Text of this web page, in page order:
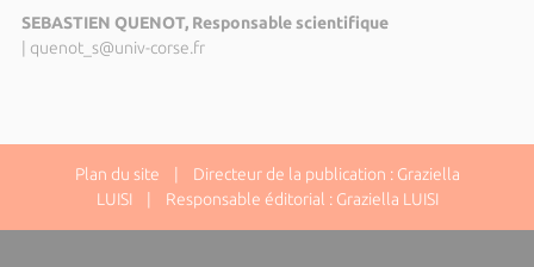
SEBASTIEN QUENOT, Responsable scientifique
quenot_s@univ-corse.fr
Plan du site | Directeur de la publication : Graziella
LUISI | Responsable éditorial : Graziella LUISI